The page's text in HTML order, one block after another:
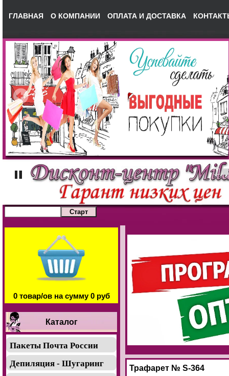
ГЛАВНАЯ О КОМПАНИИ ОПЛАТА И ДОСТАВКА
0 товар/ов на сумму 0 руб
Каталог
Пакеты Почта России
Депиляция - Шугаринг
Трафарет № S-364